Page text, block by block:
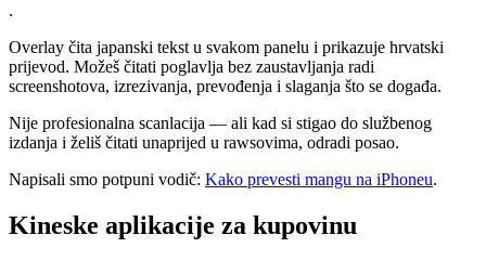
.
Overlay čita japanski tekst u svakom panelu i prikazuje hrvatski
prijevod. Možeš čitati poglavlja bez zaustavljanja radi
screenshotova, izrezivanja, prevođenja i slaganja što se događa.
Nije profesionalna scanlacija — ali kad si stigao do službenog
izdanja i želiš čitati unaprijed u rawsovima, odradi posao.
Napisali smo potpuni vodič: Kako prevesti mangu na iPhoneu.
Kineske aplikacije za kupovinu